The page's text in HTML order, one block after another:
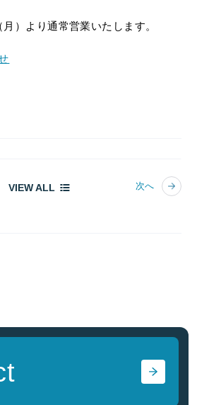
より通常営業いたします。
次へ
VIEW ALL